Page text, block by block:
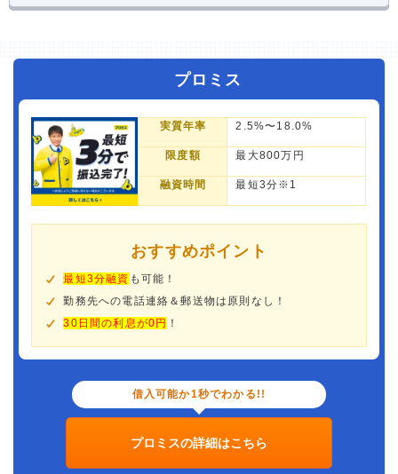
プロミス
実質年率 2.5%〜18.0%
限度額 最大800万円
融資時間 最短3分※1
おすすめポイント
最短3分融資 も可能！
勤務先への電話連絡＆郵送物は原則なし！
30日間の利息が0円 ！
借入可能か1秒でわかる!!
プロミスの詳細はこちら